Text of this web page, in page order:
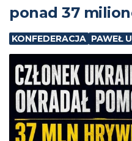
ponad 37
KONFEDERACJA PAWEŁ